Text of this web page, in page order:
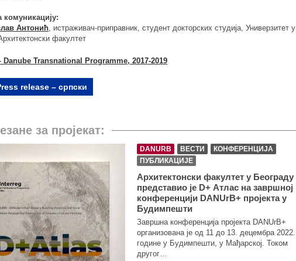
комуникацију:
Антонић , истраживач-приправник, студент докторских студија, Универзитет у
факултет
Danube Transnational Programme, 2017-2019
release – српски
за пројекат:
DANURB ВЕСТИ
КОНФЕРЕНЦИЈА
ПУБЛИКАЦИЈЕ
Архитектонски факултет у Београду
представио је D+ Атлас на завршној
конференцији DANUrB+ пројекта у
Будимпешти
Завршна конференција пројекта DANUrB+
организована је од 11 до 13. децембра 2022.
године у Будимпешти, у Мађарској. Током
другог…